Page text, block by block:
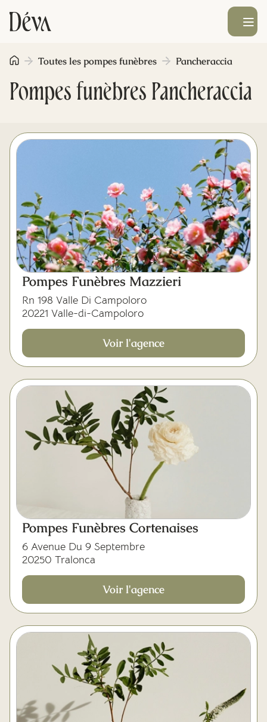
Obsèques
Prévoyance
Monument funéraire
Livraison de fleurs
Blog
Mes dernières volontés
Ouvrir le
Pompes funèbres Pancheraccia
Toutes les pompes funèbres Pancheraccia
Pompes Funèbres Mazzieri
Rn 198 Valle Di Campoloro
20221 Valle-di-Campoloro
Voir l'agence
Pompes Funèbres Cortenaises
6 Avenue Du 9 Septembre
20250 Tralonca
Voir l'agence